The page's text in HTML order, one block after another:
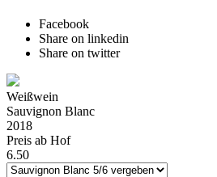
Facebook
Share on linkedin
Share on twitter
Weißwein
Sauvignon Blanc
2018
Preis ab Hof
6.50